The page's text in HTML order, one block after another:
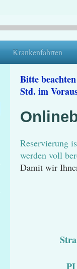
Krankenfahrten
Bitte
Std. im
Reservierung
werden voll
Damit wir